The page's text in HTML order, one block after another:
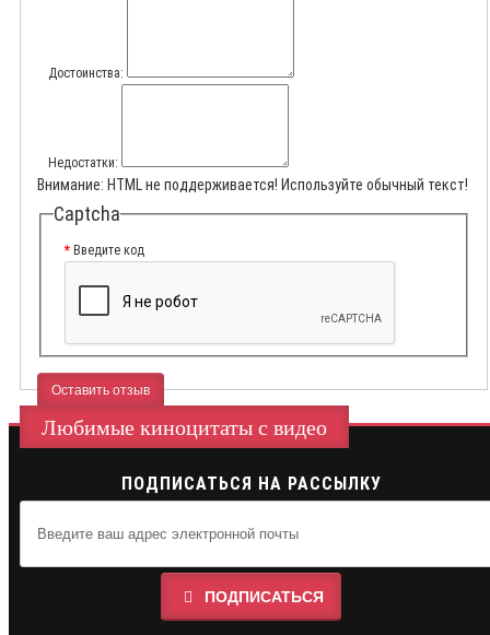
Достоинства:
Недостатки:
Внимание: HTML не поддерживается! Используйте обычный текст!
Captcha
Введите код
Оставить отзыв
Любимые киноцитаты с видео
ПОДПИСАТЬСЯ НА РАССЫЛКУ
ПОДПИСАТЬСЯ